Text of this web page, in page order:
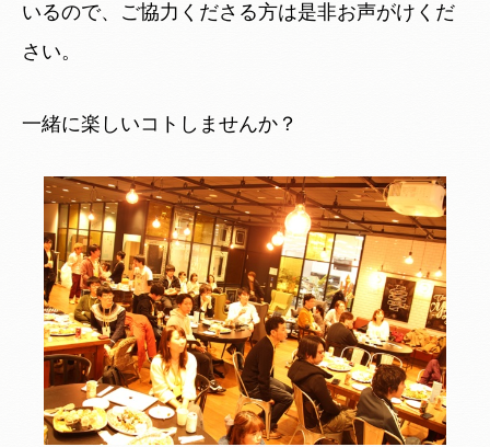
いるので、ご協力くださる方は是非お声がけくだ
さい。
一緒に楽しいコトしませんか？